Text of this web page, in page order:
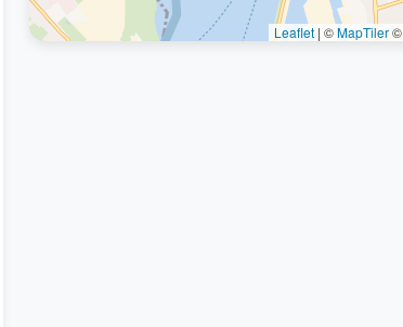
Leaflet | ©MapTiler©